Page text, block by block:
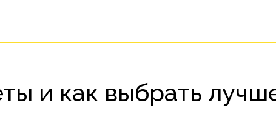
и как выбрать